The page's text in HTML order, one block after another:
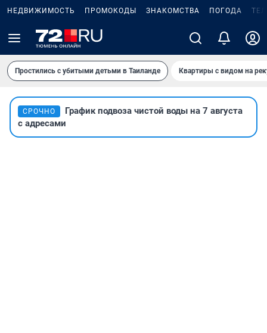
НЕДВИЖИМОСТЬ ПРОМОКОДЫ ЗНАКОМСТВА ПОГОДА
Простились с убитыми детьми в Таиланде Квартиры с видом на
СРОЧНО
График подвоза чистой воды на 7 августа
с адресами